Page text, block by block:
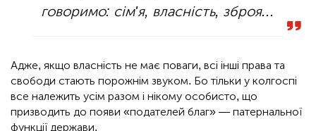
говоримо: сім'я, власність, зброя...
Адже, якщо власність не має поваги, всі інші права та
свободи стають порожнім звуком. Бо тільки у колгоспі
все належить усім разом і нікому особисто, що
призводить до появи «подателей благ» — патернальної
функції держави.